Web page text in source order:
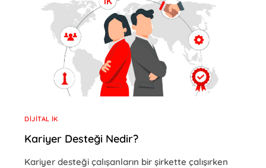
DIJITAL İK
Kariyer Desteği Nedir?
Kariyer desteği çalışanların bir şirkette çalışırken